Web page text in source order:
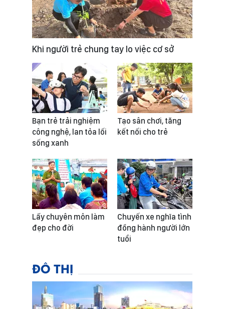
Khi người trẻ chung tay lo việc cơ sở
Bạn trẻ trải nghiệm
công nghệ, lan tỏa lối
sống xanh
Tạo sân chơi, tăng
kết nối cho trẻ
Lấy chuyên môn làm
đẹp cho đời
Chuyến xe nghĩa tình
đồng hành người lớn
tuổi
ĐÔ THỊ